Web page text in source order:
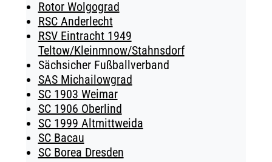
Rotor Wolgograd
RSC Anderlecht
RSV Eintracht 1949
Teltow/Kleinmnow/Stahnsdorf
Sächsicher Fußballverband
SAS Michailowgrad
SC 1903 Weimar
SC 1906 Oberlind
SC 1999 Altmittweida
SC Bacau
SC Borea Dresden